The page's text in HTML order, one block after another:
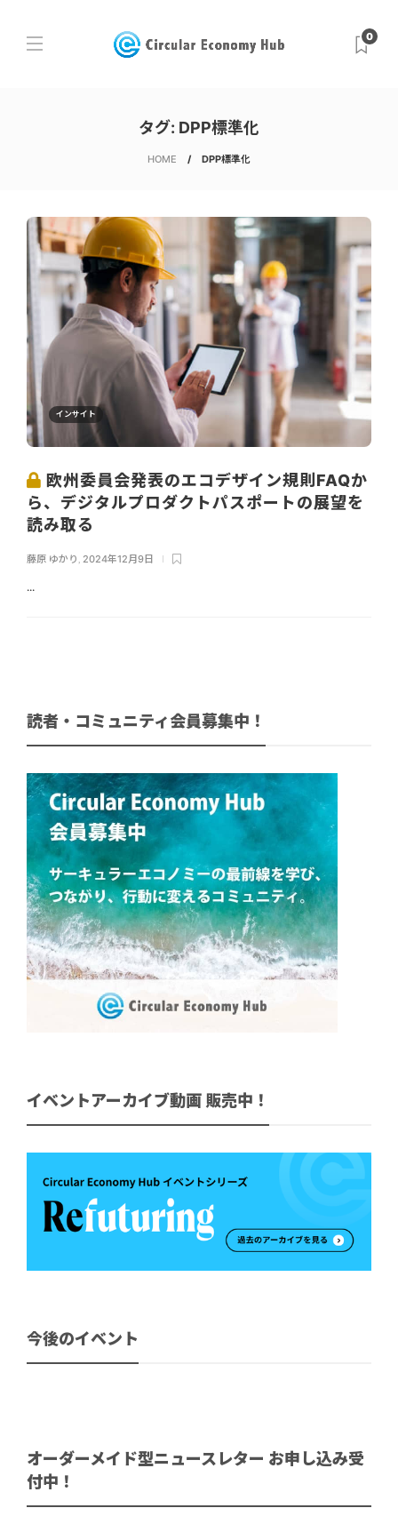
0
タグ: DPP標準化
HOME DPP標準化
インサイト
欧州委員会発表のエコデザイン規則FAQか
ら、デジタルプロダクトパスポートの展望を
読み取る
藤原 ゆかり 2024年12月9日
...
読者・コミュニティ会員募集中！
イベントアーカイブ動画 販売中！
今後のイベント
オーダーメイド型ニュースレター お申し込み受
付中！